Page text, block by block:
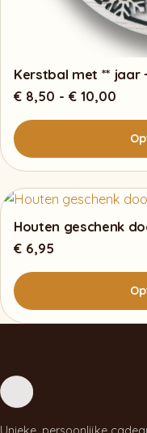
Kerstbal met ** jaar
€ 8,50 - € 10,00
€
tot
€
product
heeft
meerdere
Deze
optie
kan
op
de
Houten geschenk
€ 6,95
heeft
meerdere